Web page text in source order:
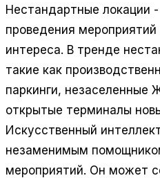
Нестандартные локации
проведения
интереса. В тренде
такие как
паркинги,
открытые терминалы
Искусственный
незаменимым
мероприятий. Он может